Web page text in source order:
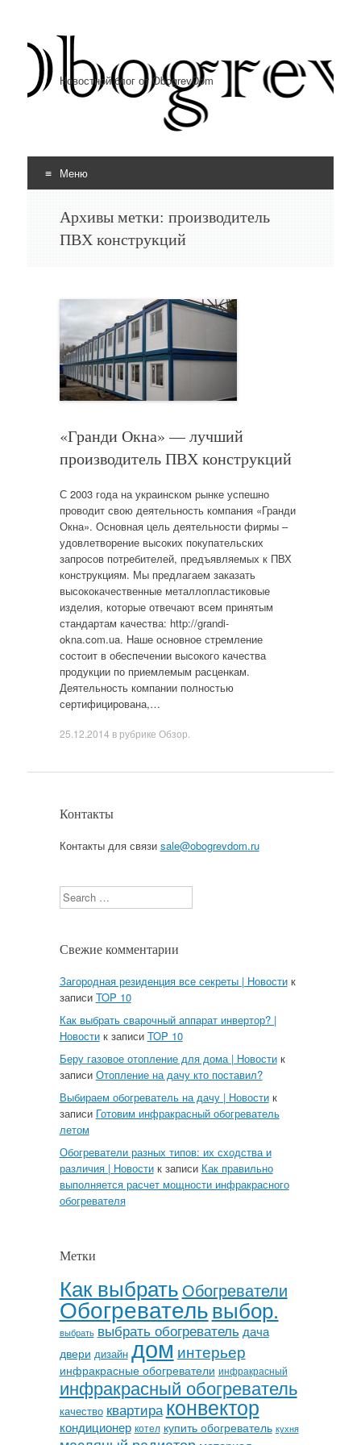
Новостной блог от ObogrevDom
Меню
Архивы метки: производитель
ПВХ конструкций
«Гранди Окна» — лучший
производитель ПВХ конструкций
С 2003 года на украинском рынке успешно
проводит свою деятельность компания «Гранди
Окна». Основная цель деятельности фирмы –
удовлетворение высоких покупательских
запросов потребителей, предъявляемых к ПВХ
конструкциям. Мы предлагаем заказать
высококачественные металлопластиковые
изделия, которые отвечают всем принятым
стандартам качества: http://grandi-
okna.com.ua. Наше основное стремление
состоит в обеспечении высокого качества
продукции по приемлемым расценкам.
Деятельность компании полностью
сертифицирована,…
25.12.2014 в рубрике Обзор
Контакты
Контакты для связи sale@obogrevdom.ru
Search
Свежие комментарии
Загородная резиденция все секреты | Новостик
записи TOP 10
Как выбрать сварочный аппарат инвертор? |
Новостик записи TOP 10
Беру газовое отопление для дома | Новостик
записи Отопление на дачу кто поставил?
Выбираем обогреватель на дачу | Новостик
записи Готовим инфракрасный обогреватель
летом
Обогреватели разных типов: их сходства и
различия | Новостик записи Как правильно
выполняется расчет мощности инфракрасного
обогревателя
Метки
Как выбрать Обогреватели
Обогревательвыбор.
выбрать выбрать обогреватель дача
двери дизайн дом интерьер
инфракрасные обогреватели инфракрасный
инфракрасный обогреватель
качество квартираконвектор
кондиционер котел купить обогреватель кухня